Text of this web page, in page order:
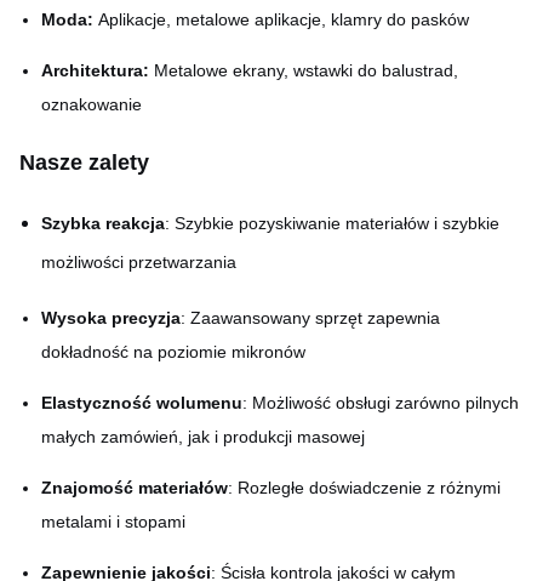
Moda: Aplikacje, metalowe aplikacje, klamry do pasków
Architektura: Metalowe ekrany, wstawki do balustrad,
oznakowanie
Nasze zalety
Szybka reakcja: Szybkie pozyskiwanie materiałów i szybkie
możliwości przetwarzania
Wysoka precyzja: Zaawansowany sprzęt zapewnia
dokładność na poziomie mikronów
Elastyczność wolumenu: Możliwość obsługi zarówno pilnych
małych zamówień, jak i produkcji masowej
Znajomość materiałów: Rozległe doświadczenie z różnymi
metalami i stopami
Zapewnienie jakości: Ścisła kontrola jakości w całym